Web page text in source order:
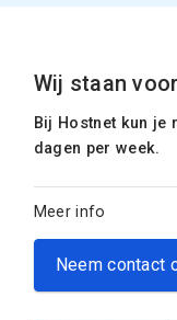
Wij staan
Bij Hostnet kun je
dagen per week.
Meer info
Neem contact